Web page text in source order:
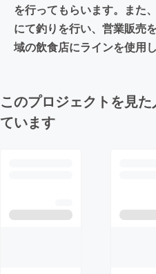
を行ってもらいます。また
にて釣りを行い、営業販売
域の飲食店にラインを使用
このプロジェクトを見
ています